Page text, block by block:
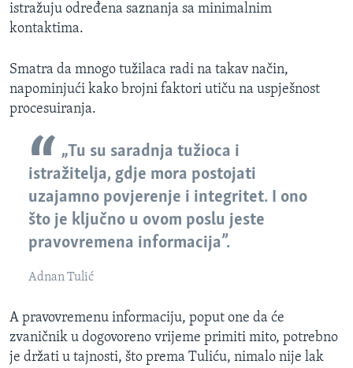
istražuju određena saznanja sa minimalnim
kontaktima.
Smatra da mnogo tužilaca radi na takav način,
napominjući kako brojni faktori utiču na uspješnost
procesuiranja.
„Tu su saradnja tužioca i
istražitelja, gdje mora postojati
uzajamno povjerenje i integritet. I ono
što je ključno u ovom poslu jeste
pravovremena informacija”.
Adnan Tulić
A pravovremenu informaciju, poput one da će
zvaničnik u dogovoreno vrijeme primiti mito, potrebno
je držati u tajnosti, što prema Tuliću, nimalo nije lak